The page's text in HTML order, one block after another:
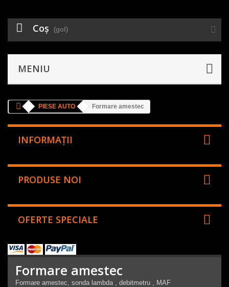
Coş (gol)
MENIU
PIESE AUTO Formare amestec
INFORMAŢII
PRODUSE NOI
OFERTE SPECIALE
Formare amestec
Formare amestec, sonda lambda , debitmetru , MAF